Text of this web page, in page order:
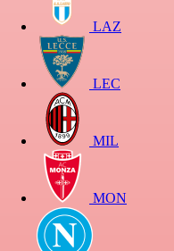
LAZ
LEC
MIL
MON